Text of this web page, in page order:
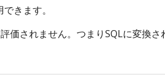
きます。
価されません。つまりSQLに変換さ